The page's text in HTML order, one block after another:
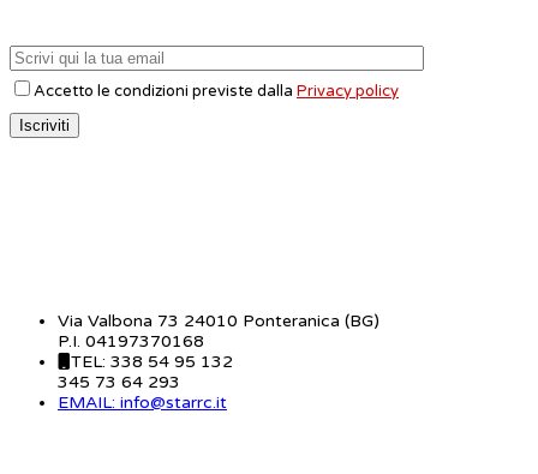
Accetto le condizioni previste dalla Privacy policy
Via Valbona 73 24010 Ponteranica (BG)
P.I. 04197370168
TEL: 338 54 95 132
345 73 64 293
EMAIL: info@starrc.it